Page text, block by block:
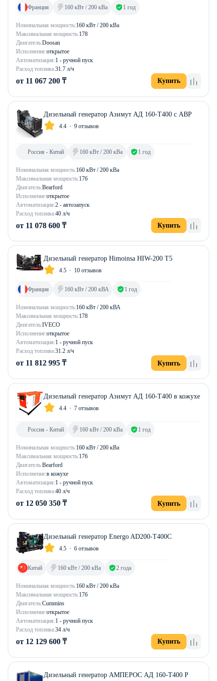
Номинальная мощность:160 кВт / 200 кВа
Максимальная мощность:178
Двигатель:Doosan
Исполнение:открытое
Автоматизация:1 - ручной пуск
Расход топлива:31.7 л/ч
Франция 160 кВт / 200 кВа 1 год
от 11 067 200 ₸ Купить
Дизельный генератор Азимут АД 160-Т400 с АВР
4.4 9 отзывов
Номинальная мощность:160 кВт / 200 кВа
Максимальная мощность:176
Двигатель:Bearford
Исполнение:открытое
Автоматизация:2 - автозапуск
Расход топлива:40 л/ч
Россия - Китай 160 кВт / 200 кВа 1 год
от 11 078 600 ₸ Купить
Дизельный генератор Himoinsa HIW-200 T5
4.5 10 отзывов
Номинальная мощность:160 кВт / 200 кВА
Максимальная мощность:178
Двигатель:IVECO
Исполнение:открытое
Автоматизация:1 - ручной пуск
Расход топлива:31.2 л/ч
Франция 160 кВт / 200 кВА 1 год
от 11 812 995 ₸ Купить
Дизельный генератор Азимут АД 160-Т400 в кожухе
4.4 7 отзывов
Номинальная мощность:160 кВт / 200 кВа
Максимальная мощность:176
Двигатель:Bearford
Исполнение:в кожухе
Автоматизация:1 - ручной пуск
Расход топлива:40 л/ч
Россия - Китай 160 кВт / 200 кВа 1 год
от 12 050 350 ₸ Купить
Дизельный генератор Energo AD200-T400C
4.5 6 отзывов
Номинальная мощность:160 кВт / 200 кВа
Максимальная мощность:176
Двигатель:Cummins
Исполнение:открытое
Автоматизация:1 - ручной пуск
Расход топлива:34 л/ч
Китай 160 кВт / 200 кВа 2 года
от 12 129 600 ₸ Купить
Дизельный генератор АМПЕРОС АД 160-Т400 P